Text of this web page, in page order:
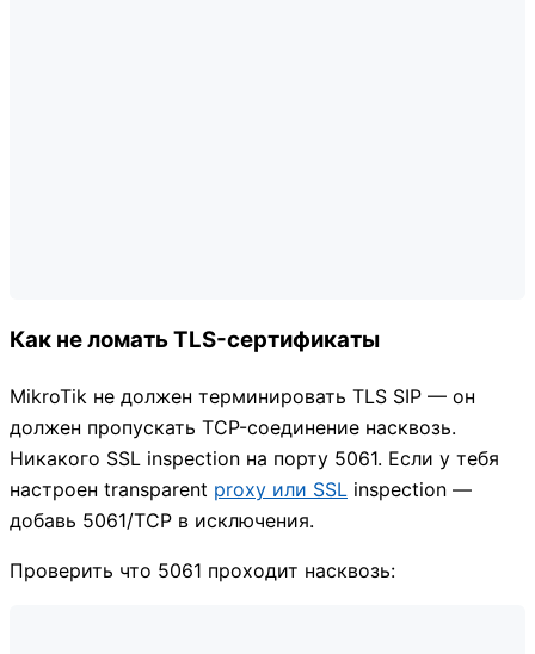
Как не ломать TLS-сертификаты
MikroTik не должен терминировать TLS SIP — он
должен пропускать TCP-соединение насквозь.
Никакого SSL inspection на порту 5061. Если у тебя
настроен transparent proxy или SSL inspection —
добавь 5061/TCP в исключения.
Проверить что 5061 проходит насквозь: